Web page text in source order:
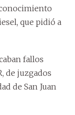
que pidió a
fallos
de juzgados
de San Juan